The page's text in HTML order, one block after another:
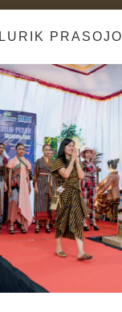
LURIK PRASOJO